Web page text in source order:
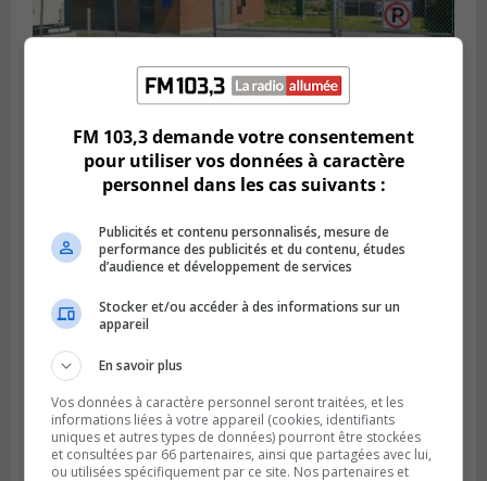
SAINT-HUBERT
Publié le 6 août 2026 à 09h39
Longueuil injecte 1,5 M$ pour moderniser
deux stations de pompage
FM 103,3 demande votre consentement
pour utiliser vos données à caractère
personnel dans les cas suivants :
Publicités et contenu personnalisés, mesure de
performance des publicités et du contenu, études
d’audience et développement de services
Stocker et/ou accéder à des informations sur un
appareil
En savoir plus
Vos données à caractère personnel seront traitées, et les
informations liées à votre appareil (cookies, identifiants
uniques et autres types de données) pourront être stockées
et consultées par 66 partenaires, ainsi que partagées avec lui,
ou utilisées spécifiquement par ce site. Nos partenaires et